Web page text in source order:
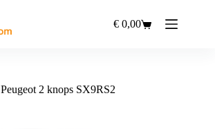
Winkelwagen
€ 0,00
Peugeot 2 knops SX9RS2